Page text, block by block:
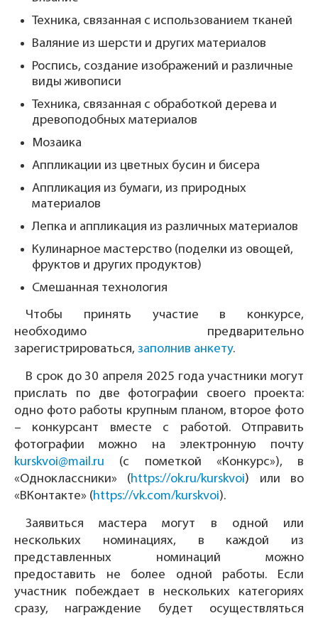
Техника, связанная с использованием тканей
Валяние из шерсти и других материалов
Роспись, создание изображений и различные
виды живописи
Техника, связанная с обработкой дерева и
древоподобных материалов
Мозаика
Аппликации из цветных бусин и бисера
Аппликация из бумаги, из природных
материалов
Лепка и аппликация из различных материалов
Кулинарное мастерство (поделки из овощей,
фруктов и других продуктов)
Смешанная технология
Чтобы принять участие в конкурсе,
необходимо предварительно
зарегистрироваться, заполнив анкету.
В срок до 30 апреля 2025 года участники могут
прислать по две фотографии своего проекта:
одно фото работы крупным планом, второе фото
– конкурсант вместе с работой. Отправить
фотографии можно на электронную почту
kurskvoi@mail.ru (с пометкой «Конкурс»), в
«Одноклассники» (https://ok.ru/kurskvoi) или во
«ВКонтакте» (https://vk.com/kurskvoi).
Заявиться мастера могут в одной или
нескольких номинациях, в каждой из
представленных номинаций можно
предоставить не более одной работы. Если
участник побеждает в нескольких категориях
сразу, награждение будет осуществляться